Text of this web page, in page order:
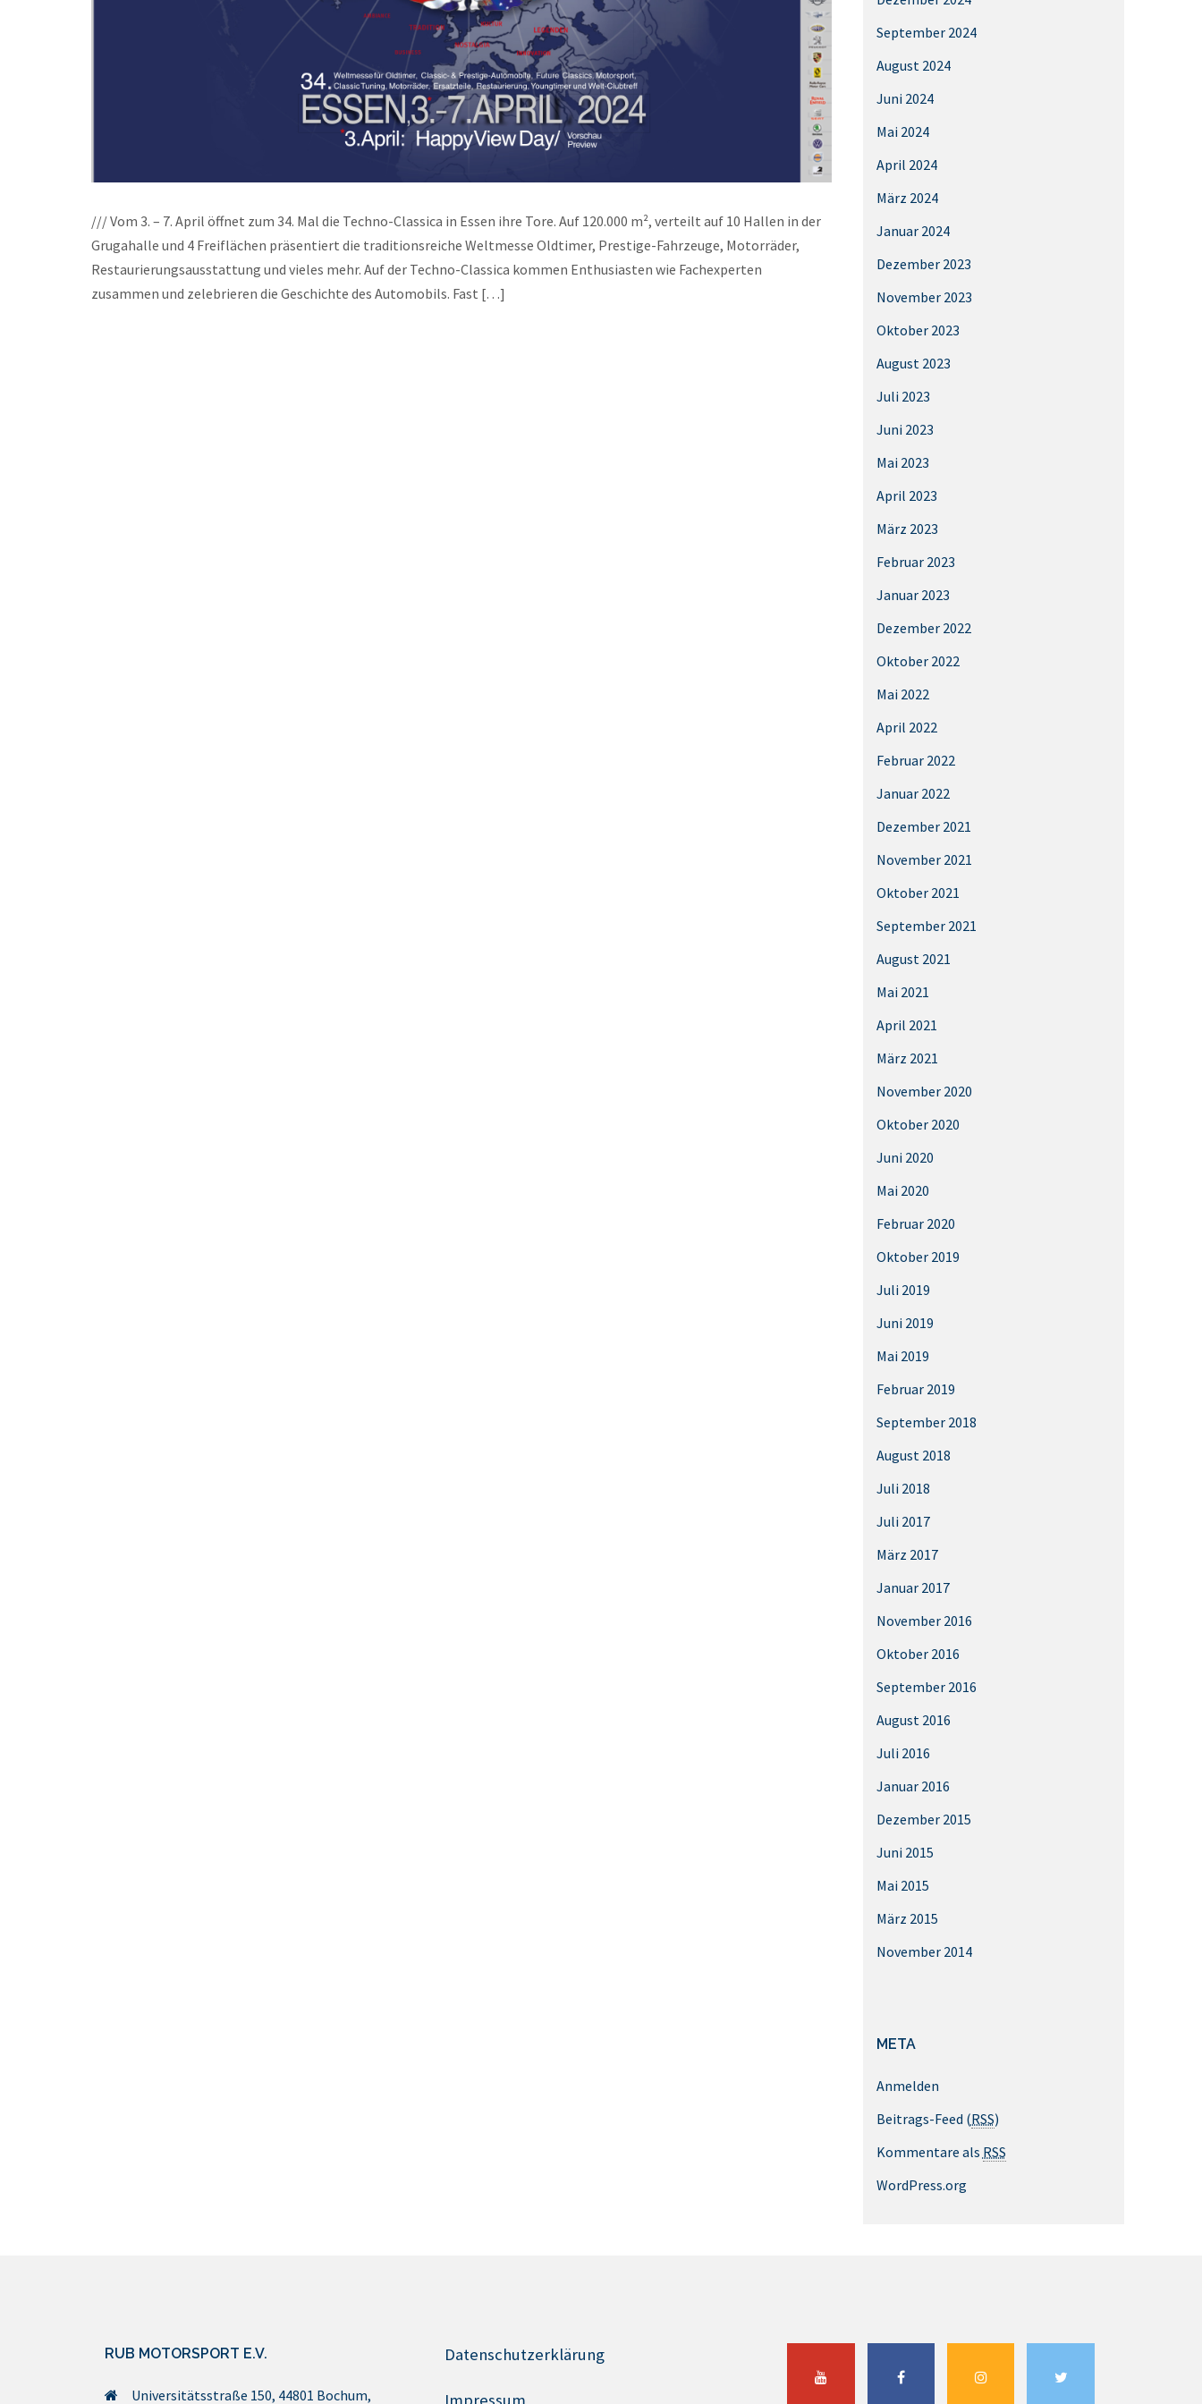
/// Vom 3. – 7. April öffnet zum 34. Mal die Techno-Classica in Essen ihre Tore. Auf 120.000 m², verteilt auf 10 Hallen in der
Grugahalle und 4 Freiflächen präsentiert die traditionsreiche Weltmesse Oldtimer, Prestige-Fahrzeuge, Motorräder,
Restaurierungsausstattung und vieles mehr. Auf der Techno-Classica kommen Enthusiasten wie Fachexperten
zusammen und zelebrieren die Geschichte des Automobils. Fast […]
September 2024
August 2024
Juni 2024
Mai 2024
April 2024
März 2024
Januar 2024
Dezember 2023
November 2023
Oktober 2023
August 2023
Juli 2023
Juni 2023
Mai 2023
April 2023
März 2023
Februar 2023
Januar 2023
Dezember 2022
Oktober 2022
Mai 2022
April 2022
Februar 2022
Januar 2022
Dezember 2021
November 2021
Oktober 2021
September 2021
August 2021
Mai 2021
April 2021
März 2021
November 2020
Oktober 2020
Juni 2020
Mai 2020
Februar 2020
Oktober 2019
Juli 2019
Juni 2019
Mai 2019
Februar 2019
September 2018
August 2018
Juli 2018
Juli 2017
März 2017
Januar 2017
November 2016
Oktober 2016
September 2016
August 2016
Juli 2016
Januar 2016
Dezember 2015
Juni 2015
Mai 2015
März 2015
November 2014
META
Anmelden
Beitrags-Feed (RSS)
Kommentare als RSS
WordPress.org
RUB MOTORSPORT E.V.
Universitätsstraße 150, 44801 Bochum,
Datenschutzerklärung